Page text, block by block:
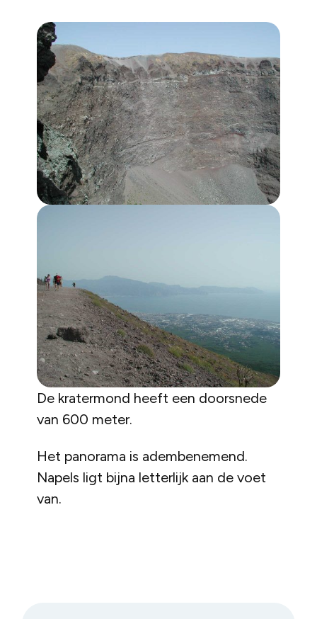
De kratermond heeft een doorsnede
van 600 meter.
Het panorama is adembenemend.
Napels ligt bijna letterlijk aan de voet
van.